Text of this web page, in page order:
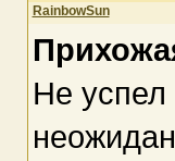
RainbowSun
Не успел